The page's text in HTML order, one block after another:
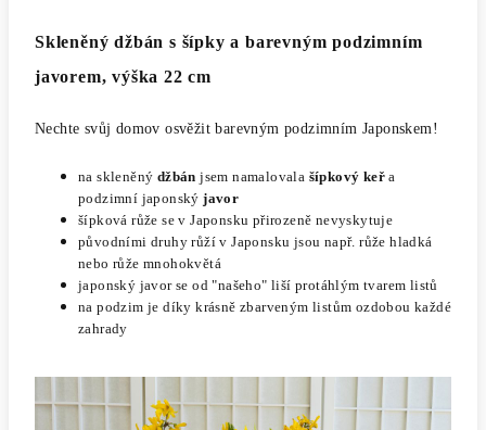
Skleněný džbán s šípky a barevným podzimním
javorem, výška 22 cm
Nechte svůj domov osvěžit barevným podzimním Japonskem!
na skleněný džbán jsem namalovala šípkový keřa
podzimní japonský javor
šípková růže se v Japonsku přirozeně nevyskytuje
původními druhy růží v Japonsku jsou např. růže hladká
nebo růže mnohokvětá
japonský javor se od "našeho" liší protáhlým tvarem listů
na podzim je díky krásně zbarveným listům ozdobou každé
zahrady